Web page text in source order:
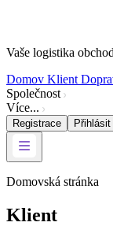
Vaše logistika
Domov Klient
Společnost
Více...
Registrace
Domovská stránka
Klient